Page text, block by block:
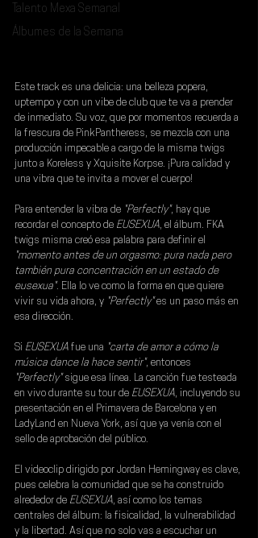
Talento Mexa Semanal
Álbumes de la Semana
Este track es una delicia: una belleza popera,
uptempo y con un vibe de club que te va a prender
de inmediato. Su voz, que por momentos recuerda a
la frescura de PinkPantheress, se mezcla con una
producción impecable a cargo de la misma twigs
junto a Koreless y Xquisite Korpse. ¡Pura calidad y
una vibra que te invita a mover el cuerpo!
Para entender la vibra de "Perfectly", hay que
recordar el concepto de EUSEXUA, el álbum. FKA
twigs misma creó esa palabra para definir el
"momento antes de un orgasmo: pura nada pero
también pura concentración en un estado de
eusexua". Ella lo ve como la forma en que quiere
vivir su vida ahora, y "Perfectly" es un paso más en
esa dirección.
Si EUSEXUA fue una "carta de amor a cómo la
música dance la hace sentir", entonces
"Perfectly" sigue esa línea. La canción fue testeada
en vivo durante su tour de EUSEXUA, incluyendo su
presentación en el Primavera de Barcelona y en
LadyLand en Nueva York, así que ya venía con el
sello de aprobación del público.
El videoclip dirigido por Jordan Hemingway es clave,
pues celebra la comunidad que se ha construido
alrededor de EUSEXUA, así como los temas
centrales del álbum: la fisicalidad, la vulnerabilidad
y la libertad. Así que no solo vas a escuchar un